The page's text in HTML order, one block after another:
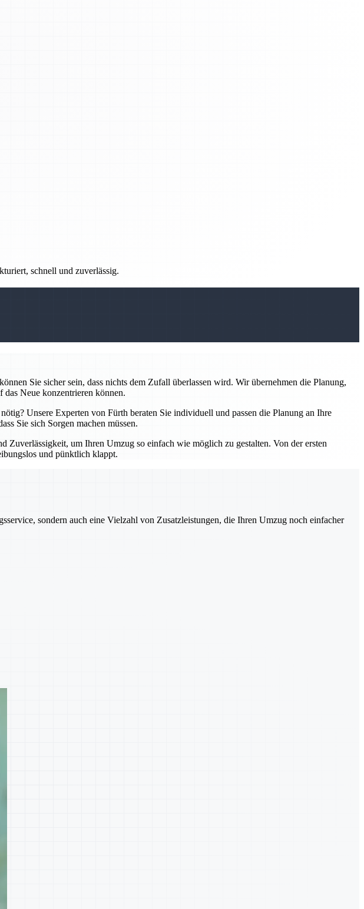
schnell und zuverlässig.
Sie sicher sein, dass nichts dem Zufall überlassen wird. Wir übernehmen die Planung,
Neue konzentrieren können.
Unsere Experten von Fürth beraten Sie individuell und passen die Planung an Ihre
Sie sich Sorgen machen müssen.
um Ihren Umzug so einfach wie möglich zu gestalten. Von der ersten
und pünktlich klappt.
sondern auch eine Vielzahl von Zusatzleistungen, die Ihren Umzug noch einfacher